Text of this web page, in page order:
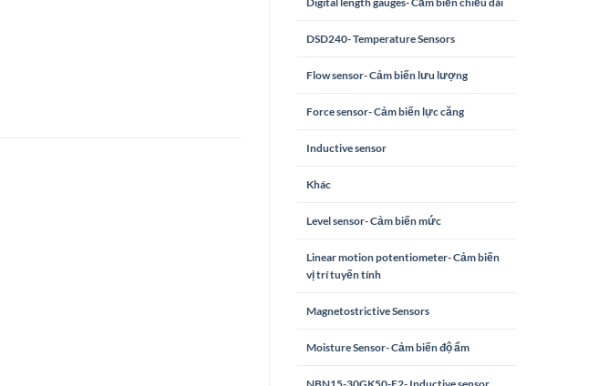
DSD240- Temperature Sensors
Flow sensor- Cảm biến lưu lượng
Force sensor- Cảm biến lực căng
Inductive sensor
Khác
Level sensor- Cảm biến mức
Linear motion potentiometer- Cảm biến
vị trí tuyến tính
Magnetostrictive Sensors
Moisture Sensor- Cảm biến độ ẩm